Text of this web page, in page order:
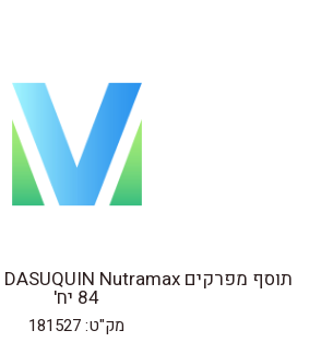
84 יח'
מק"ט: 181527